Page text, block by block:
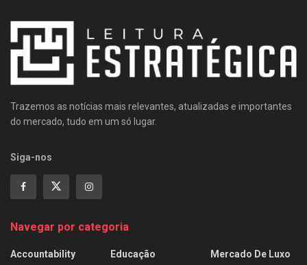
Trazemos as notícias mais relevantes, atualizadas e importantes
do mercado, tudo em um só lugar.
Siga-nos
Navegar por categoria
Accountability
Educação
Mercado De Luxo